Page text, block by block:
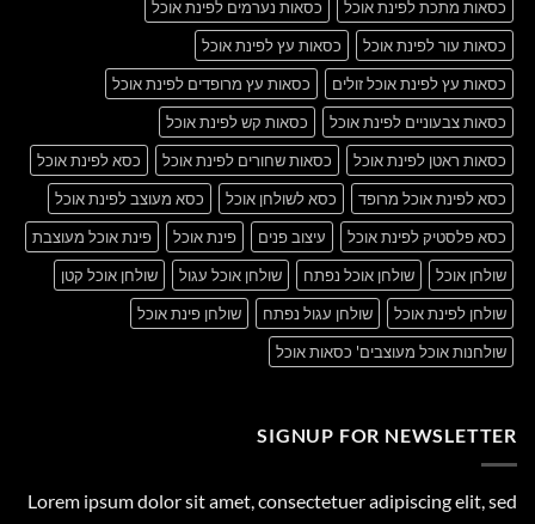
כסאות מתכת לפינת אוכל
כסאות נערמים לפינת אוכל
כסאות עור לפינת אוכל
כסאות עץ לפינת אוכל
כסאות עץ לפינת אוכל זולים
כסאות עץ מרופדים לפינת אוכל
כסאות צבעוניים לפינת אוכל
כסאות קש לפינת אוכל
כסאות ראטן לפינת אוכל
כסאות שחורים לפינת אוכל
כסא לפינת אוכל
כסא לפינת אוכל מרופד
כסא לשולחן אוכל
כסא מעוצב לפינת אוכל
כסא פלסטיק לפינת אוכל
עיצוב פנים פינת אוכל
פינת אוכל מעוצבת
שולחן אוכל
שולחן אוכל נפתח שולחן אוכל עגול
שולחן אוכל קטן
שולחן לפינת אוכל
שולחן עגול נפתח
שולחן פינת אוכל
שולחנות אוכל מעוצבים' כסאות אוכל
SIGNUP FOR NEWSLETTER
Lorem ipsum dolor sit amet, consectetuer adipiscing elit, sed